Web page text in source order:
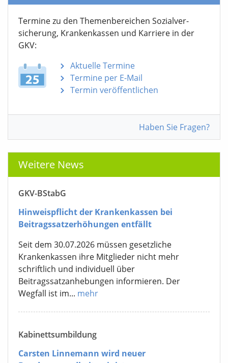
Termine zu den Themen­bereichen Sozialver­
sicherung, Krankenkassen und Karriere in der
GKV:
Aktuelle Termine
Termine per E-Mail
Termin veröffentlichen
Haben Sie Fragen?
Weitere News
GKV-BStabG
Hinweispflicht der Krankenkassen bei
Beitragssatzerhöhungen entfällt
Seit dem 30.07.2026 müssen gesetzliche
Krankenkassen ihre Mitglieder nicht mehr
schriftlich und individuell über
Beitragssatzanhebungen informieren. Der
Wegfall ist im... mehr
Kabinettsumbildung
Carsten Linnemann wird neuer